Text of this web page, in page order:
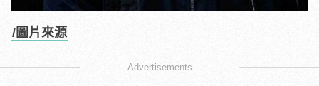
/圖片來源
Advertisements